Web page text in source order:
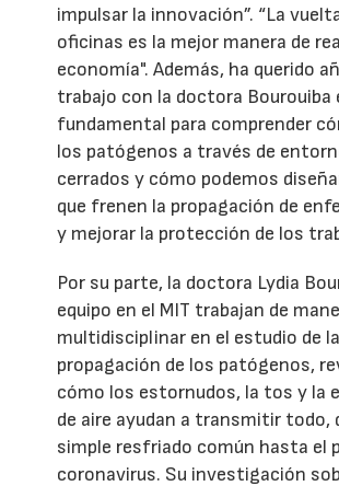
impulsar la innovación”. “La
oficinas es la mejor manera de
economía". Además, ha querido
trabajo con la doctora Bourouiba
fundamental para comprender
los patógenos a través de
cerrados y cómo podemos
que frenen la propagación de
y mejorar la protección de los
Por su parte, la doctora Lydia
equipo en el MIT trabajan de
multidisciplinar en el estudio de la
propagación de los patógenos,
cómo los estornudos, la tos y la
de aire ayudan a transmitir todo,
simple resfriado común hasta el
coronavirus. Su investigación